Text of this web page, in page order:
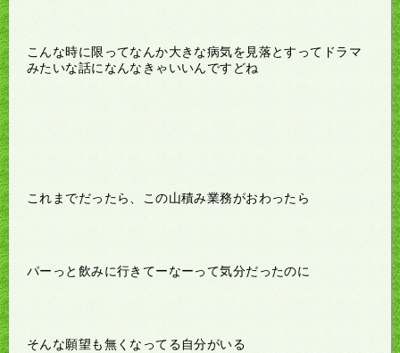
こんな時に限ってなんか大きな病気を見落とすってドラマ
みたいな話になんなきゃいいんですどね
これまでだったら、この山積み業務がおわったら
パーっと飲みに行きてーなーって気分だったのに
そんな願望も無くなってる自分がいる